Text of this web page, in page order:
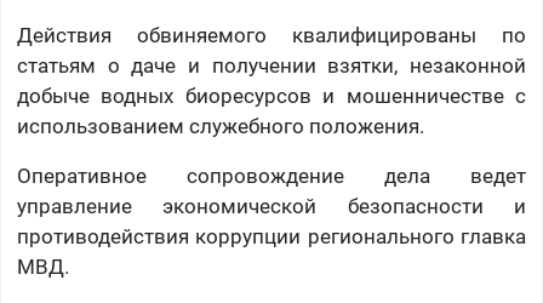
Действия обвиняемого квалифицированы по
статьям о даче и получении взятки, незаконной
добыче водных биоресурсов и мошенничестве с
использованием служебного положения.
Оперативное сопровождение дела ведет
управление экономической безопасности и
противодействия коррупции регионального главка
МВД.